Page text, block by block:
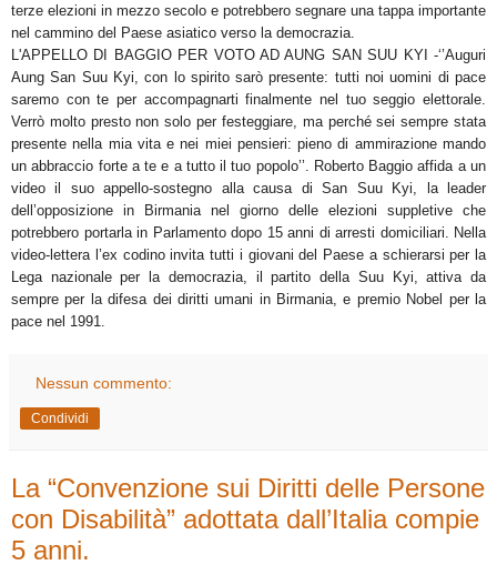
terze elezioni in mezzo secolo e potrebbero segnare una tappa importante
nel cammino del Paese asiatico verso la democrazia.
L'APPELLO DI BAGGIO PER VOTO AD AUNG SAN SUU KYI -‘’Auguri
Aung San Suu Kyi, con lo spirito sarò presente: tutti noi uomini di pace
saremo con te per accompagnarti finalmente nel tuo seggio elettorale.
Verrò molto presto non solo per festeggiare, ma perché sei sempre stata
presente nella mia vita e nei miei pensieri: pieno di ammirazione mando
un abbraccio forte a te e a tutto il tuo popolo’’. Roberto Baggio affida a un
video il suo appello-sostegno alla causa di San Suu Kyi, la leader
dell’opposizione in Birmania nel giorno delle elezioni suppletive che
potrebbero portarla in Parlamento dopo 15 anni di arresti domiciliari. Nella
video-lettera l’ex codino invita tutti i giovani del Paese a schierarsi per la
Lega nazionale per la democrazia, il partito della Suu Kyi, attiva da
sempre per la difesa dei diritti umani in Birmania, e premio Nobel per la
pace nel 1991.
Nessun commento:
Condividi
La “Convenzione sui Diritti delle Persone
con Disabilità” adottata dall’Italia compie
5 anni.